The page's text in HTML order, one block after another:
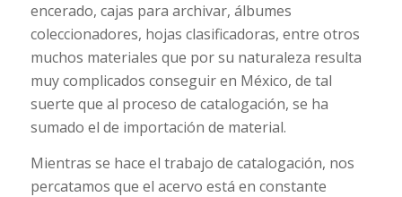
encerado, cajas para archivar, álbumes
coleccionadores, hojas clasificadoras, entre otros
muchos materiales que por su naturaleza resulta
muy complicados conseguir en México, de tal
suerte que al proceso de catalogación, se ha
sumado el de importación de material.
Mientras se hace el trabajo de catalogación, nos
percatamos que el acervo está en constante